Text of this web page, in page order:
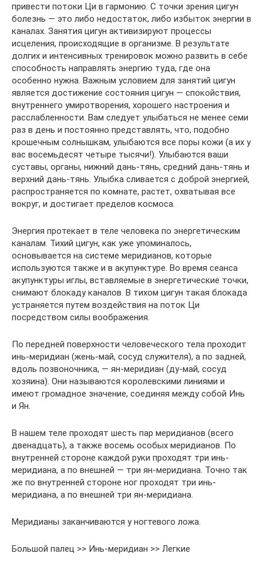
привести потоки Ци в гармонию. С точки зрения цигун
болезнь — это либо недостаток, либо избыток энергии в
каналах. Занятия цигун активизируют процессы
исцеления, происходящие в организме. В результате
долгих и интенсивных тренировок можно развить в себе
способность направлять энергию туда, где она
особенно нужна. Важным условием для занятий цигун
является достижение состояния цигун — спокойствия,
внутреннего умиротворения, хорошего настроения и
расслабленности. Вам следует улыбаться не менее семи
раз в день и постоянно представлять, что, подобно
крошечным солнышкам, улыбаются все поры кожи (а их у
вас восемьдесят четыре тысячи!). Улыбаются ваши
суставы, органы, нижний дань-тянь, средний дань-тянь и
верхний дань-тянь. Улыбка сливается с доброй энергией,
распространяется по комнате, растет, охватывая все
вокруг, и достигает пределов космоса.
Энергия протекает в теле человека по энергетическим
каналам. Тихий цигун, как уже упоминалось,
основывается на системе меридианов, которые
используются также и в акупунктуре. Во время сеанса
акупунктуры иглы, вставляемые в энергетические точки,
снимают блокаду каналов. В тихом цигун такая блокада
устраняется путем воздействия на поток Ци
посредством силы воображения.
По передней поверхности человеческого тела проходит
инь-меридиан (жень-май, сосуд служителя), а по задней,
вдоль позвоночника, — ян-меридиан (ду-май, сосуд
хозяина). Они называются королевскими линиями и
имеют громадное значение, соединяя между собой Инь
и Ян.
В нашем теле проходят шесть пар меридианов (всего
двенадцать), а также восемь особых меридианов. По
внутренней стороне каждой руки проходят три инь-
меридиана, а по внешней — три ян-меридиана. Точно так
же по внутренней стороне ног проходят три инь-
меридиана, а по внешней три ян-меридиана.
Меридианы заканчиваются у ногтевого ложа.
Большой палец >> Инь-меридиан >> Легкие